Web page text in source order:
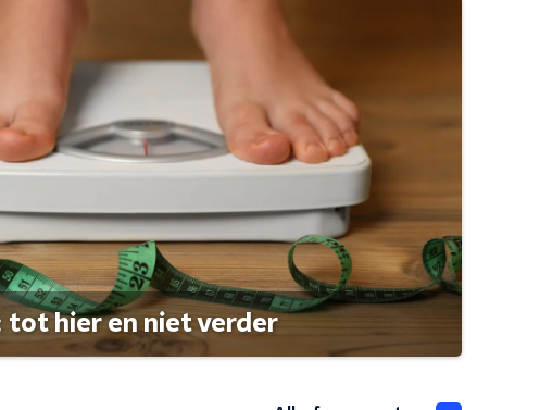
tot hier en niet verder